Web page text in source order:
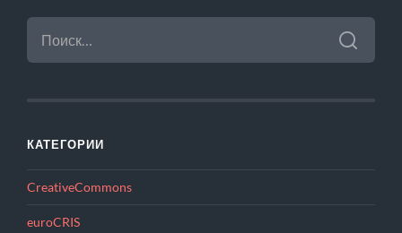
НАЙТИ:
КАТЕГОРИИ
CreativeCommons
euroCRIS